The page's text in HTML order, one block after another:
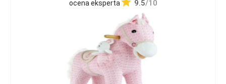
ocena eksperta 9.5/10